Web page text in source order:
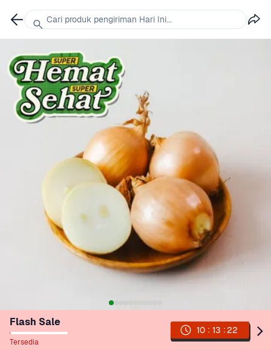
Flash Sale
Tersedia
10 : 13 :22
Cari produk pengiriman Hari Ini...